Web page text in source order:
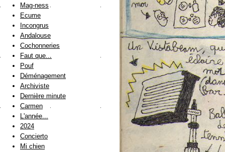
Mag-ness
Ecume
Incongrus
Andalouse
Cochonneries
Faut que...
Pouf
Déménagement
Archiviste
Dernière minute
Carmen
L'année...
2024
Concierto
Mi chien